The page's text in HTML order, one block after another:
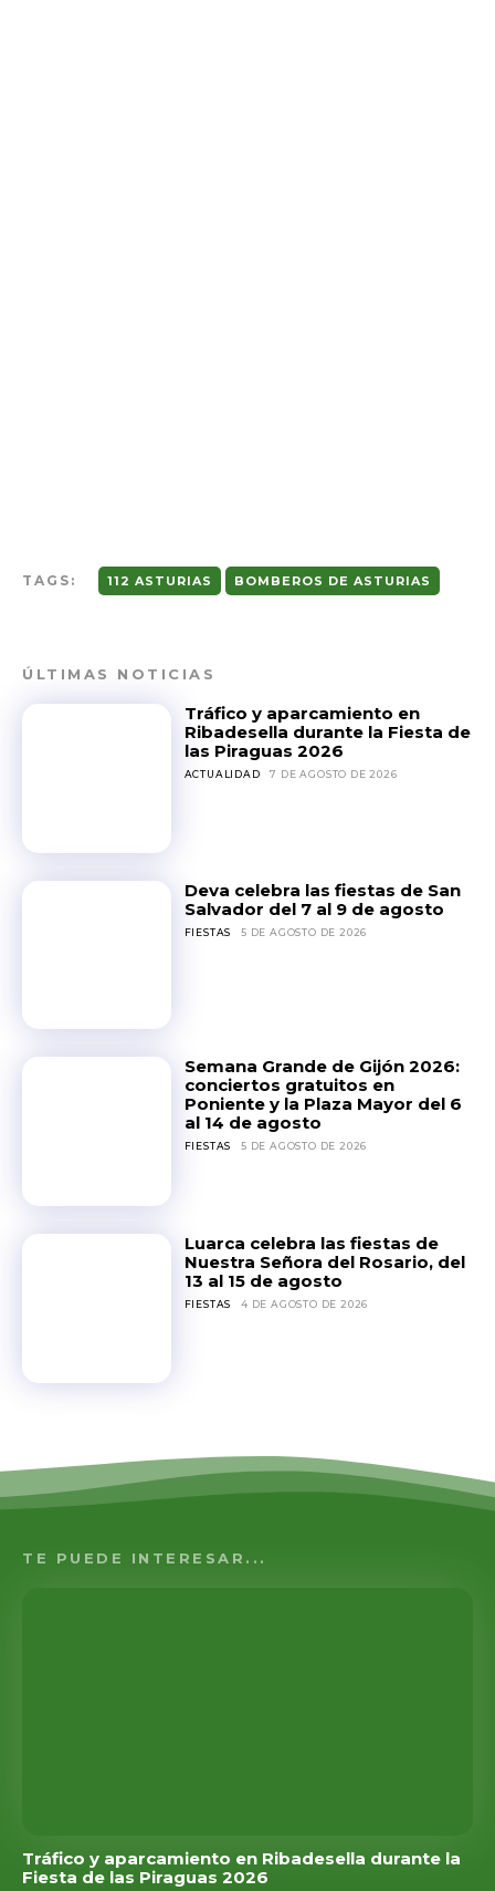
TAGS: 112 ASTURIAS BOMBEROS DE ASTURIAS
ÚLTIMAS NOTICIAS
Tráfico y aparcamiento en
Ribadesella durante la Fiesta de
las Piraguas 2026
ACTUALIDAD 7 DE AGOSTO DE 2026
Deva celebra las fiestas de San
Salvador del 7 al 9 de agosto
FIESTAS 5 DE AGOSTO DE 2026
Semana Grande de Gijón 2026:
conciertos gratuitos en
Poniente y la Plaza Mayor del 6
al 14 de agosto
FIESTAS 5 DE AGOSTO DE 2026
Luarca celebra las fiestas de
Nuestra Señora del Rosario, del
13 al 15 de agosto
FIESTAS 4 DE AGOSTO DE 2026
TE PUEDE INTERESAR...
Tráfico y aparcamiento en Ribadesella durante la
Fiesta de las Piraguas 2026